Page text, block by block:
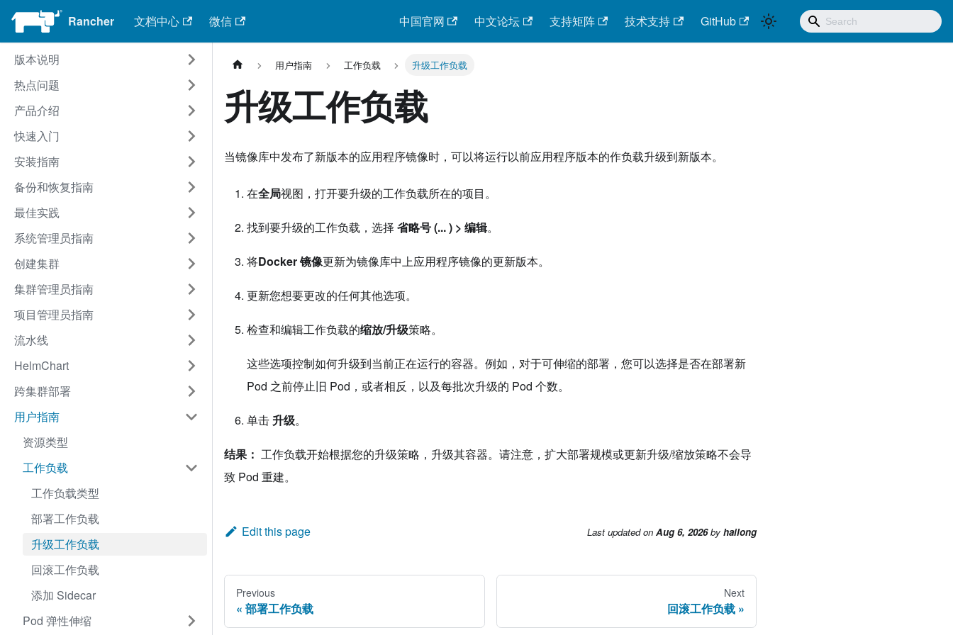
Rancher 文档中心 微信 中国官网 中文论坛 支持矩阵 技术支持 GitHub
版本说明
热点问题
产品介绍
快速入门
安装指南
备份和恢复指南
最佳实践
系统管理员指南
创建集群
集群管理员指南
项目管理员指南
流水线
HelmChart
跨集群部署
用户指南
资源类型
工作负载
工作负载类型
部署工作负载
升级工作负载
回滚工作负载
添加 Sidecar
Pod 弹性伸缩
用户指南 工作负载 升级工作负载
升级工作负载
当镜像库中发布了新版本的应用程序镜像时，可以将运行以前应用程序版本的作负载升级到新版本。
在全局视图，打开要升级的工作负载所在的项目。
找到要升级的工作负载，选择 省略号 (... ) > 编辑。
将Docker 镜像更新为镜像库中上应用程序镜像的更新版本。
更新您想要更改的任何其他选项。
检查和编辑工作负载的缩放/升级策略。
这些选项控制如何升级到当前正在运行的容器。例如，对于可伸缩的部署，您可以选择是否在部署新
Pod 之前停止旧 Pod，或者相反，以及每批次升级的 Pod 个数。
单击 升级。
结果： 工作负载开始根据您的升级策略，升级其容器。请注意，扩大部署规模或更新升级/缩放策略不会导
致 Pod 重建。
Edit this page Last updatedon Aug 6, 2026by hailong
Previous
部署工作负载
Next
回滚工作负载